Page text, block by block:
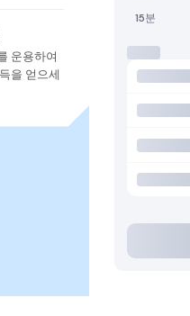
운용하여
을 얻으세
15분